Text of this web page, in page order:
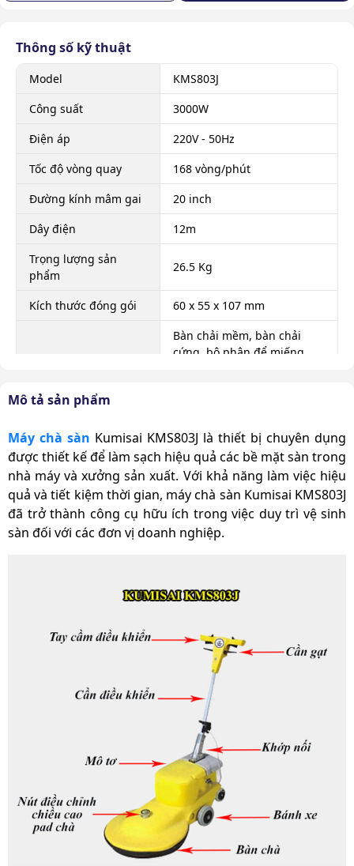
Mô tả sản phẩm
Máy chà sàn Kumisai KMS803J là thiết bị chuyên dụng
được thiết kế để làm sạch hiệu quả các bề mặt sàn trong
nhà máy và xưởng sản xuất. Với khả năng làm việc hiệu
quả và tiết kiệm thời gian, máy chà sàn Kumisai KMS803J
đã trở thành công cụ hữu ích trong việc duy trì vệ sinh
sàn đối với các đơn vị doanh nghiệp.
Thông số kỹ thuật
Model
KMS803J
Công suất
3000W
Điện áp
220V - 50Hz
Tốc độ vòng quay
168 vòng/phút
Đường kính mâm gai
20 inch
Dây điện
12m
Trọng lượng sản
phẩm
26.5 Kg
Kích thước đóng gói 60 x 55 x 107 mm
Bàn chải mềm, bàn chải
cứng, bộ phận để miếng